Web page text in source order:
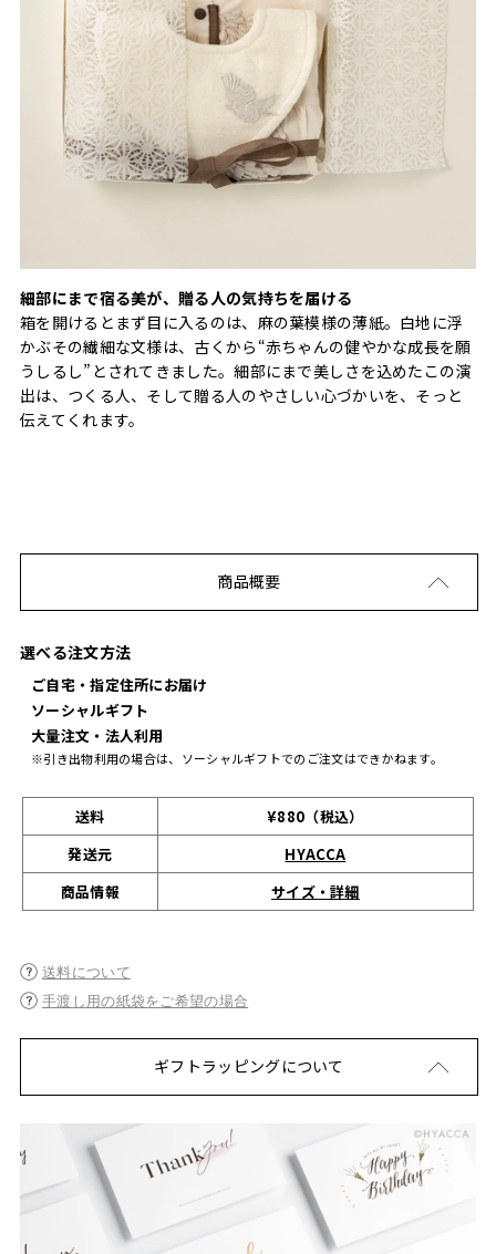
細部にまで宿る美が、贈る人の気持ちを届ける
箱を開けるとまず目に入るのは、麻の葉模様の薄紙。白地に浮
かぶその繊細な文様は、古くから“赤ちゃんの健やかな成長を願
うしるし”とされてきました。細部にまで美しさを込めたこの演
出は、つくる人、そして贈る人のやさしい心づかいを、そっと
伝えてくれます。
商品概要
選べる注文方法
ご自宅・指定住所にお届け
ソーシャルギフト
大量注文・法人利用
※引き出物利用の場合は、ソーシャルギフトでのご注文はできかねます。
送料
¥880（税込）
発送元
HYACCA
商品情報
サイズ・詳細
送料について
手渡し用の紙袋をご希望の場合
ギフトラッピングについて